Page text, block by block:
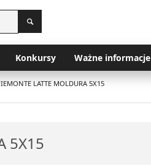
Konkursy Ważne informacje
LATTE MOLDURA 5X15
5X15